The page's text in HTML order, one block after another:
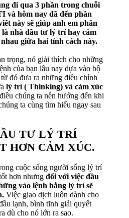
đi qua 3 phần trong chuỗi
và hôm nay đã đến phần
này sẽ giúp anh em phân
nhà đầu tư lý trí hay cảm
giữa hai tính cách này.
trọng, nó giải thích cho những
của bạn lâu nay dựa vào bộ
đó đưa ra những điều chỉnh
lý trí ( Thinking) và cảm xúc
chúng ta nên hướng đến khi
ta cùng tìm hiểu ngay sau
TƯ LÝ TRÍ
HƠN CẢM XÚC.
cuộc sống người sống lý trí
hơn nhưng đối với việc đầu
vào lệnh bằng lý trí sẽ
Việc giao dịch luôn dành cho
lạnh, bình tĩnh giải quyết
dù cho nó lớn ra sao.